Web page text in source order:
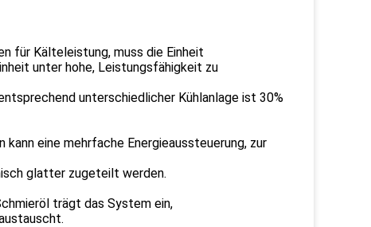
für Kälteleistung, muss die Einheit
unter hohe, Leistungsfähigkeit zu
unterschiedlicher Kühlanlage ist 30%
eine mehrfache Energieaussteuerung, zur
glatter zugeteilt werden.
trägt das System ein,